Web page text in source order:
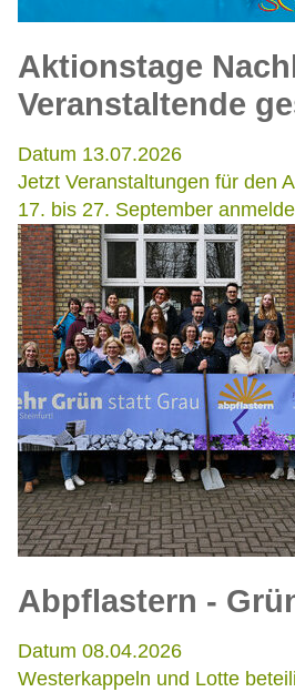
Aktionstage
Veranstaltende
Datum 13.07.2026
Jetzt Veranstaltungen für den
17. bis 27. September
Abpflastern -
Datum 08.04.2026
Westerkappeln und Lotte